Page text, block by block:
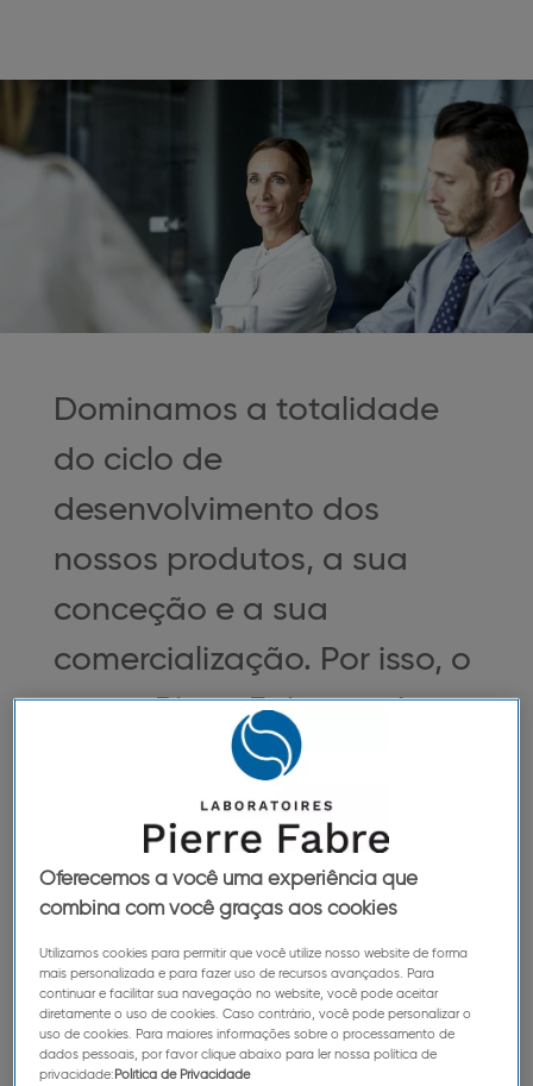
Dominamos a totalidade
do ciclo de
desenvolvimento dos
nossos produtos, a sua
conceção e a sua
comercialização. Por isso, o
grupo Pierre Fabre está
repleto de pessoas
experientes. Uma riqueza
de profissões que dão
origem a belas carreiras e
uma dinâmica em
constante evolução.
Estamos, sem cessar, à
Oferecemos a você uma experiência que
combina com você graças aos cookies
Utilizamos cookies para permitir que você utilize nosso website de forma
mais personalizada e para fazer uso de recursos avançados. Para
continuar e facilitar sua navegação no website, você pode aceitar
diretamente o uso de cookies. Caso contrário, você pode personalizar o
uso de cookies. Para maiores informações sobre o processamento de
dados pessoais, por favor clique abaixo para ler nossa política de
privacidade: Política de Privacidade